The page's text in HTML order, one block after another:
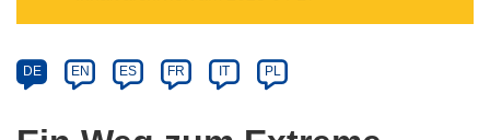
Category
Article
available
DE EN ES FR IT PL